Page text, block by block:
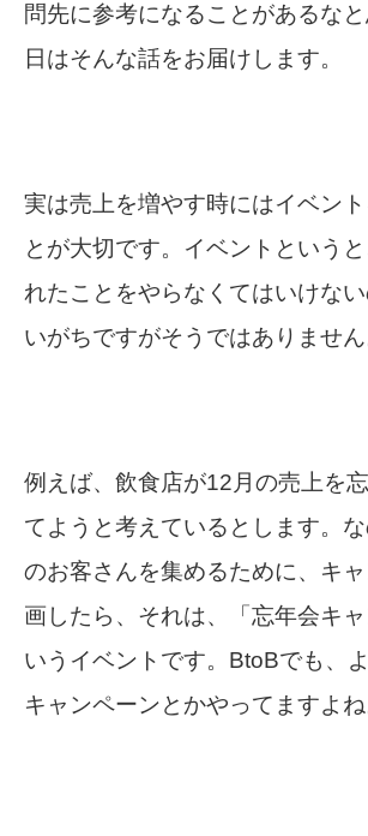
問先に参考になることがあるな
日はそんな話をお届けします。
実は売上を増やす時にはイベン
とが大切です。イベントという
れたことをやらなくてはいけな
いがちですがそうではありません
例えば、飲食店が12月の売上を
てようと考えているとします。
のお客さんを集めるために、キ
画したら、それは、「忘年会キ
いうイベントです。BtoBでも、
キャンペーンとかやってますよね